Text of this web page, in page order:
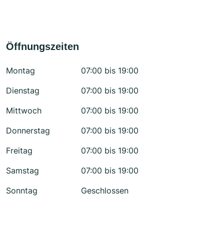
Öffnungszeiten
Montag
07:00 bis 19:00
Dienstag
07:00 bis 19:00
Mittwoch
07:00 bis 19:00
Donnerstag
07:00 bis 19:00
Freitag
07:00 bis 19:00
Samstag
07:00 bis 19:00
Sonntag
Geschlossen